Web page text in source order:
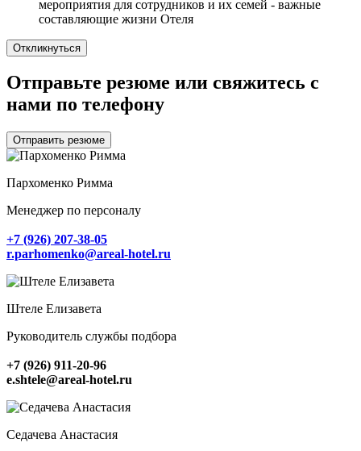
мероприятия для сотрудников и их семей - важные
составляющие жизни Отеля
Откликнуться
Отправьте резюме или свяжитесь с
нами по телефону
Отправить резюме
Пархоменко Римма
Менеджер по персоналу
+7 (926) 207-38-05
r.parhomenko@areal-hotel.ru
Штеле Елизавета
Руководитель службы подбора
+7 (926) 911-20-96
e.shtele@areal-hotel.ru
Седачева Анастасия